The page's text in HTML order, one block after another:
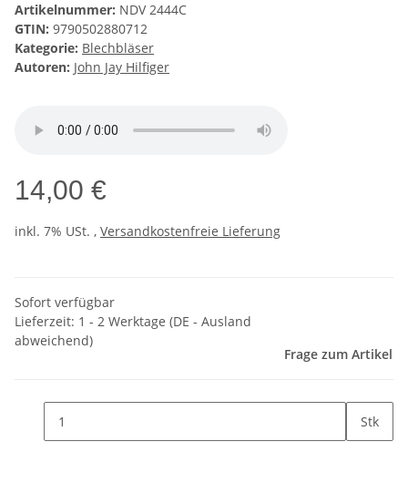
Artikelnummer: NDV 2444C
GTIN: 9790502880712
Kategorie: Blechbläser
Autoren: John Jay Hilfiger
14,00 €
inkl. 7% USt. , Versandkostenfreie Lieferung
Sofort verfügbar
Lieferzeit: 1 - 2 Werktage (DE - Ausland
abweichend)
Frage zum Artikel
Stk